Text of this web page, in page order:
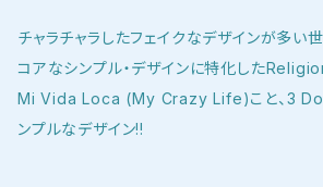
チャラチャラしたフェイクなデザインが多い世
コアなシンプル・デザインに特化した
Mi Vida Loca (My Crazy Life)こと、3
ンプルなデザイン!!